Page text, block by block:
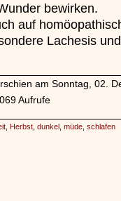
bewirken.
auf
Lachesis
am Sonntag, 02.
Aufrufe
Herbst dunkel müde schlafen